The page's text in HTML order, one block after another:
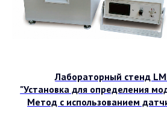
Лабораторный стенд
"Установка для определения
Метод с использованием